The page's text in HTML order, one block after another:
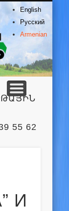
Agro
English
Русский
Armenian
55 62
И